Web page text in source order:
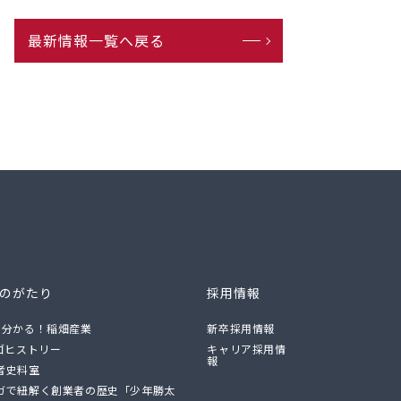
最新情報一覧へ戻る
がたり
かる！稲畑産業
ヒストリー
史料室
で紐解く創業者の歴史「少年勝太
採用情報
新卒採用情報
キャリア採用情
報